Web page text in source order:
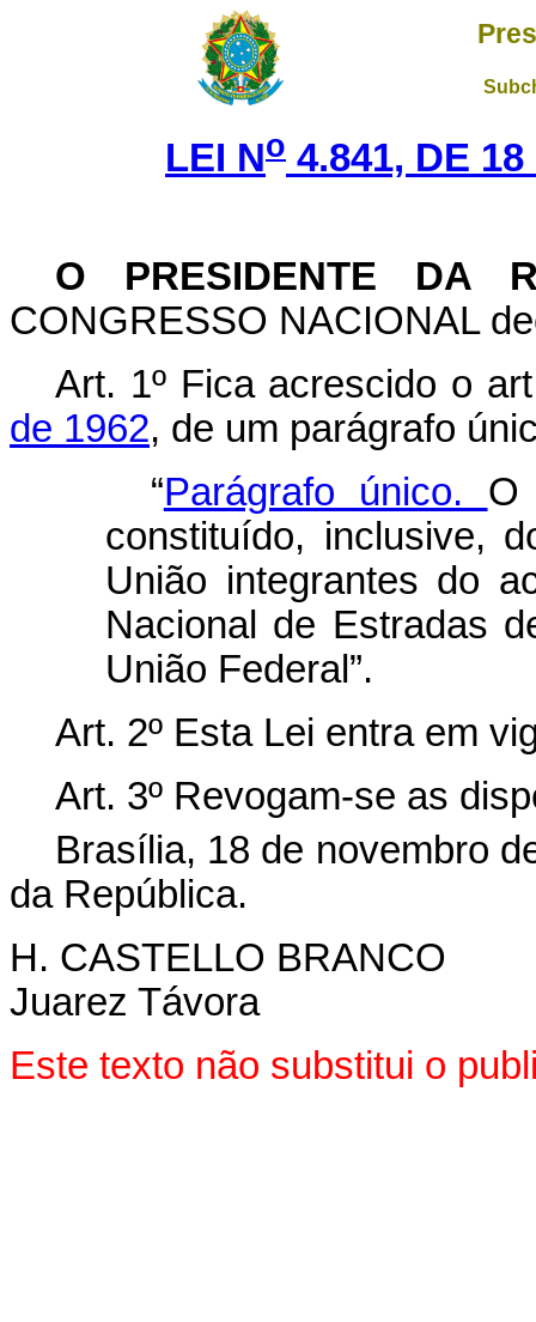
LEI No 4.841, DE
O PRESIDENTE DA
CONGRESSO NACIONAL
Art. 1º Fica acrescido o
de 1962, de um parágrafo
“Parágrafo único. O
constituído, inclusive,
União integrantes do
Nacional de Estradas
União Federal”.
Art. 2º Esta Lei entra em
Art. 3º Revogam-se as
Brasília, 18 de novembro
da República.
H. CASTELLO BRANCO
Juarez Távora
Este texto não substitui o